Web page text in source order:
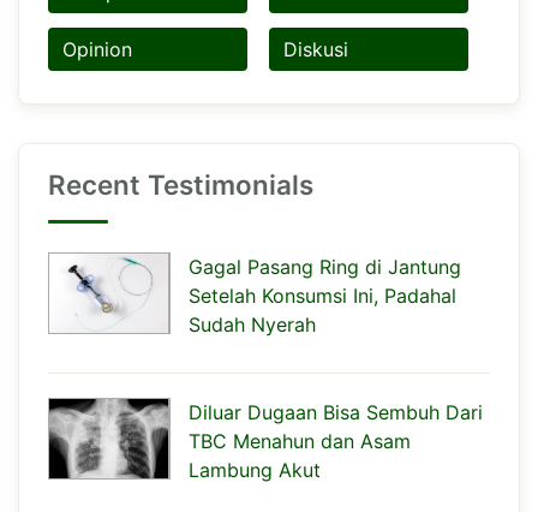
Opinion Diskusi
Recent Testimonials
Gagal Pasang Ring di Jantung
Setelah Konsumsi Ini, Padahal
Sudah Nyerah
Diluar Dugaan Bisa Sembuh Dari
TBC Menahun dan Asam
Lambung Akut